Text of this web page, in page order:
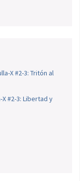
X #2-3: Tritón al
#2-3: Libertad y